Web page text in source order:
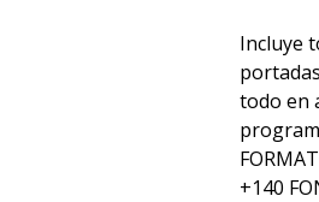
Incluye
portadas
todo en
+140